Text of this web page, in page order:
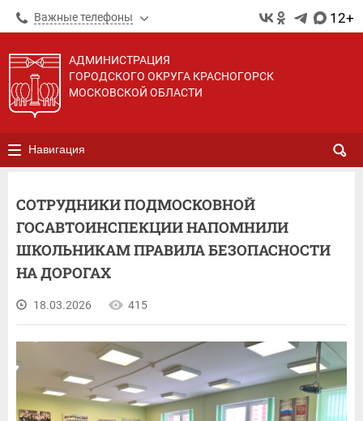
Важные телефоны 12+
АДМИНИСТРАЦИЯ
ГОРОДСКОГО ОКРУГА КРАСНОГОРСК
МОСКОВСКОЙ ОБЛАСТИ
Навигация
СОТРУДНИКИ ПОДМОСКОВНОЙ
ГОСАВТОИНСПЕКЦИИ НАПОМНИЛИ
ШКОЛЬНИКАМ ПРАВИЛА БЕЗОПАСНОСТИ
НА ДОРОГАХ
18.03.2026 415